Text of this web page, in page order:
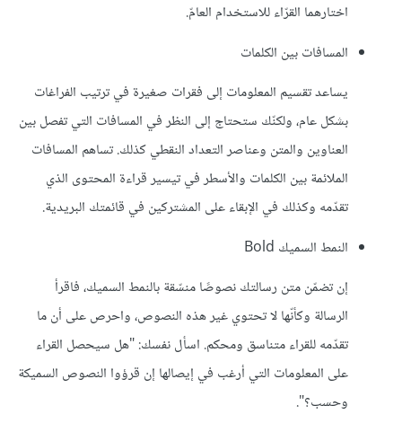
اختارهما القرّاء للاستخدام العامّ.
المسافات بين الكلمات
يساعد تقسيم المعلومات إلى فقرات صغيرة في ترتيب الفراغات
بشكل عام، ولكنّك ستحتاج إلى النظر في المسافات التي تفصل بين
العناوين والمتن وعناصر التعداد النقطي كذلك. تساهم المسافات
الملائمة بين الكلمات والأسطر في تيسير قراءة المحتوى الذي
تقدّمه وكذلك في الإبقاء على المشتركين في قائمتك البريدية.
النمط السميك Bold
إن تضمّن متن رسالتك نصوصًا منسّقة بالنمط السميك، فاقرأ
الرسالة وكأنّها لا تحتوي غير هذه النصوص، واحرص على أن ما
تقدّمه للقراء متناسق ومحكم. اسأل نفسك: "هل سيحصل القراء
على المعلومات التي أرغب في إيصالها إن قرؤوا النصوص السميكة
وحسب؟".